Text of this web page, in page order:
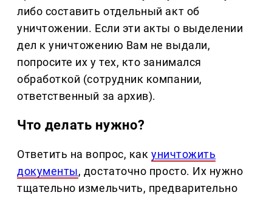
либо составить отдельный акт об
уничтожении. Если эти акты о выделении
дел к уничтожению Вам не выдали,
попросите их у тех, кто занимался
обработкой (сотрудник компании,
ответственный за архив).
Что делать нужно?
Ответить на вопрос, как уничтожить
документы, достаточно просто. Их нужно
тщательно измельчить, предварительно